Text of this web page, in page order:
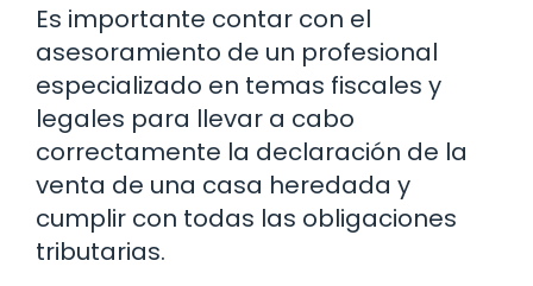
Es importante contar con el
asesoramiento de un profesional
especializado en temas fiscales y
legales para llevar a cabo
correctamente la declaración de la
venta de una casa heredada y
cumplir con todas las obligaciones
tributarias.